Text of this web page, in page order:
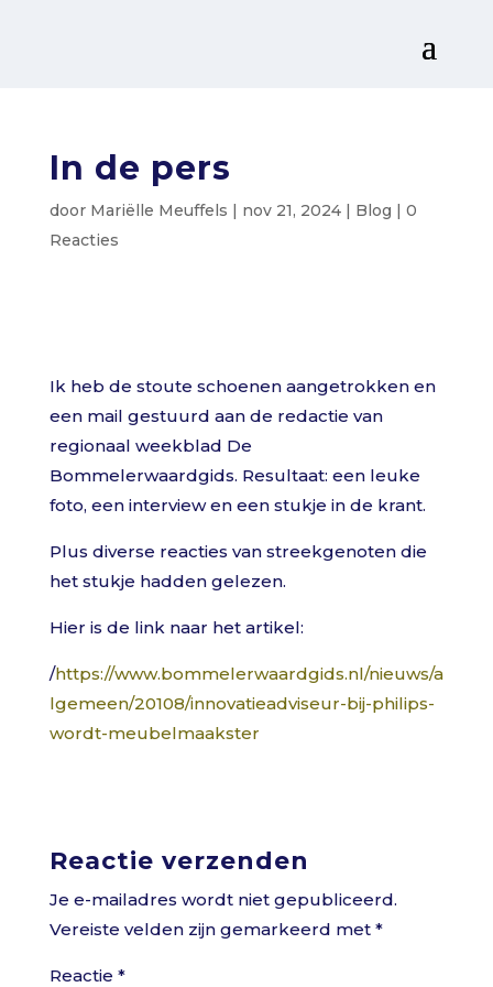
In de pers
door Mariëlle Meuffels | nov 21, 2024| Blog | 0
Reacties
Ik heb de stoute schoenen aangetrokken en
een mail gestuurd aan de redactie van
regionaal weekblad De
Bommelerwaardgids. Resultaat: een leuke
foto, een interview en een stukje in de krant.
Plus diverse reacties van streekgenoten die
het stukje hadden gelezen.
Hier is de link naar het artikel:
/https://www.bommelerwaardgids.nl/nieuws/a
lgemeen/20108/innovatieadviseur-bij-philips-
wordt-meubelmaakster
Reactie verzenden
Je e-mailadres wordt niet gepubliceerd.
Vereiste velden zijn gemarkeerd met *
Reactie *